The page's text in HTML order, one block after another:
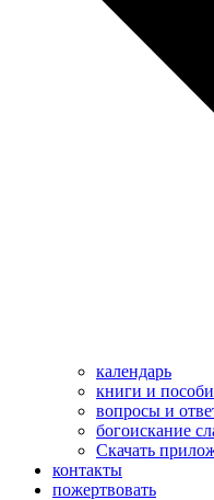
календарь
книги и
вопросы и
богоискание
Скачать
контакты
пожертвовать